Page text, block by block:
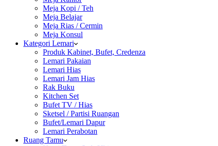
Meja Kopi / Teh
Meja Belajar
Meja Rias / Cermin
Meja Konsul
Kategori Lemari
Produk Kabinet, Bufet, Credenza
Lemari Pakaian
Lemari Hias
Lemari Jam Hias
Rak Buku
Kitchen Set
Bufet TV / Hias
Sketsel / Partisi Ruangan
Bufet/Lemari Dapur
Lemari Perabotan
Ruang Tamu